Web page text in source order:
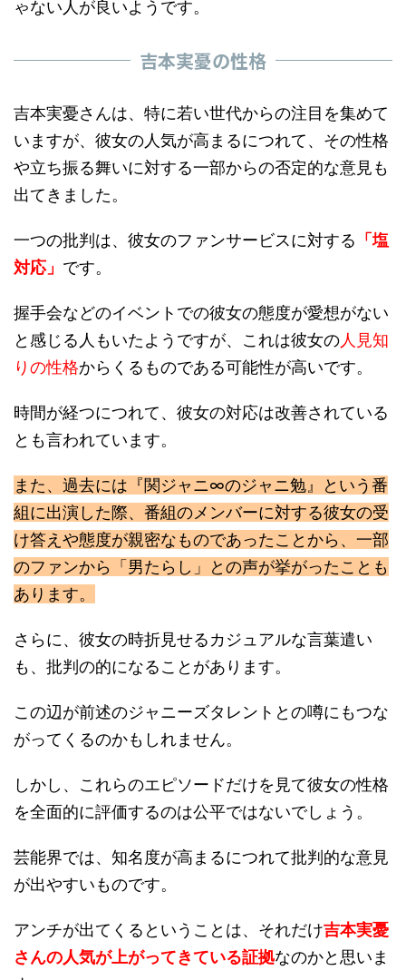
ゃない人が良いようです。
吉本実憂の性格
吉本実憂さんは、特に若い世代からの注目を集めて
いますが、彼女の人気が高まるにつれて、その性格
や立ち振る舞いに対する一部からの否定的な意見も
出てきました。
一つの批判は、彼女のファンサービスに対する 「塩
対応」 です。
握手会などのイベントでの彼女の態度が愛想がない
と感じる人もいたようですが、これは彼女の人見知
りの性格からくるものである可能性が高いです。
時間が経つにつれて、彼女の対応は改善されている
とも言われています。
また、過去には『関ジャニ∞のジャニ勉』という番
組に出演した際、番組のメンバーに対する彼女の受
け答えや態度が親密なものであったことから、一部
のファンから「男たらし」との声が挙がったことも
あります。
さらに、彼女の時折見せるカジュアルな言葉遣い
も、批判の的になることがあります。
この辺が前述のジャニーズタレントとの噂にもつな
がってくるのかもしれません。
しかし、これらのエピソードだけを見て彼女の性格
を全面的に評価するのは公平ではないでしょう。
芸能界では、知名度が高まるにつれて批判的な意見
が出やすいものです。
アンチが出てくるということは、それだけ吉本実憂
さんの人気が上がってきている証拠なのかと思いま